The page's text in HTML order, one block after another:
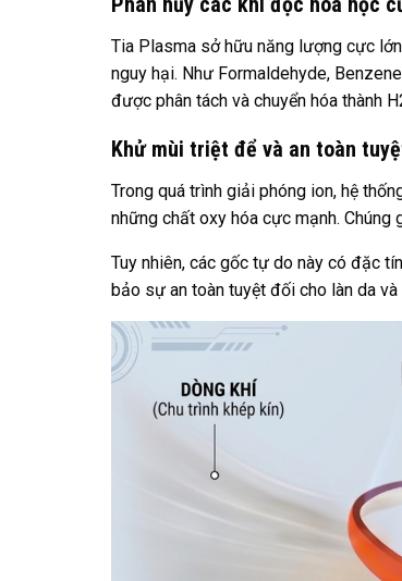
Tia Plasma sở hữu năng lượng cực
nguy hại. Như Formaldehyde,
được phân tách và chuyển hóa thành
Khử mùi triệt để và an toàn
Trong quá trình giải phóng ion, hệ
những chất oxy hóa cực mạnh.
Tuy nhiên, các gốc tự do này có đặc
bảo sự an toàn tuyệt đối cho làn da